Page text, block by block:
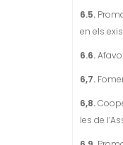
6.5.
en els
6.6.
6,7.
6,8.
les de